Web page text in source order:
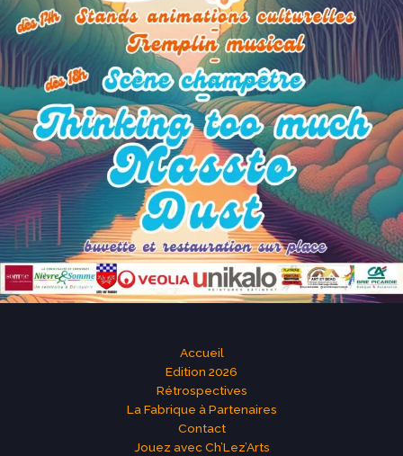
Accueil
Edition 2026
Rétrospectives
La Fabrique à Partenaires
Contact
Jouez avec Ch’Lez’Arts